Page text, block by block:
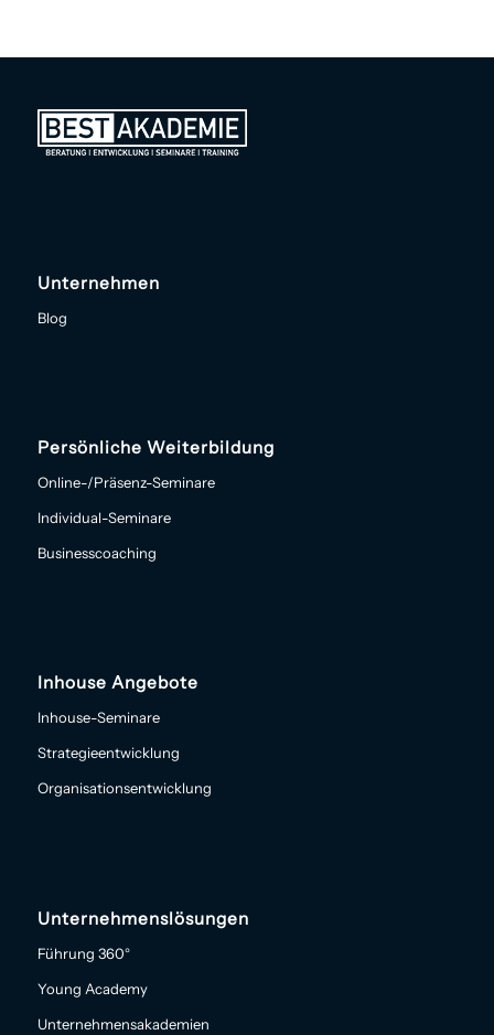
Unternehmen
Blog
Persönliche Weiterbildung
Online-/Präsenz-Seminare
Individual-Seminare
Businesscoaching
Inhouse Angebote
Inhouse-Seminare
Strategieentwicklung
Organisationsentwicklung
Unternehmenslösungen
Führung 360°
Young Academy
Unternehmensakademien